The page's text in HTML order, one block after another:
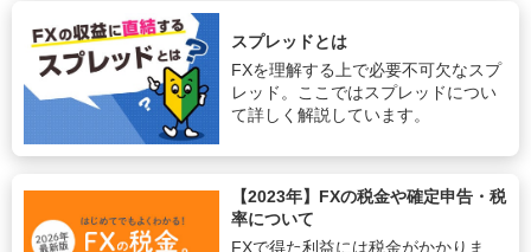
スプレッドとは
FXを理解する上で必要不可欠なスプ
レッド。ここではスプレッドについ
て詳しく解説しています。
【2023年】FXの税金や確定申告・税
率について
FXで得た利益には税金がかかりま